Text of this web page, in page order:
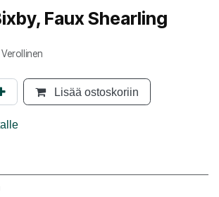
Faux Shearling
Verollinen
Lisää ostoskoriin